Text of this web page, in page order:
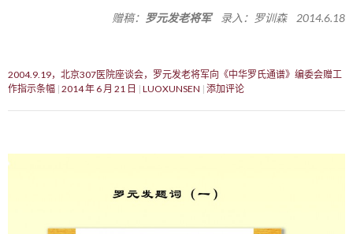
赠稿： 罗元发老将军录入：罗训森 2014.6.18
2004.9.19，北京307医院座谈会，罗元发老将军向《中华罗氏通谱》编委会赠工
作指示条幅 2014 年 6 月 21 日 LUOXUNSEN 添加评论